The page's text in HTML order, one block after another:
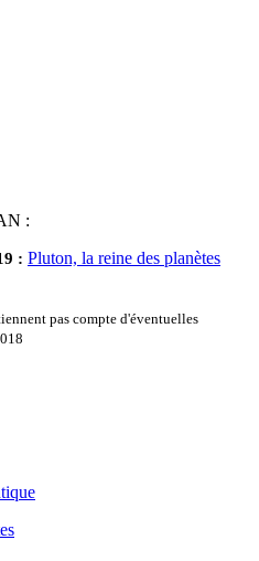
:
: Pluton, la reine des planètes
pas compte d'éventuelles